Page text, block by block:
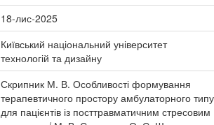
18-лис-2025
Київський національний університет
технологій та дизайну
Скрипник М. В. Особливості формування
терапевтичного простору амбулаторного типу
для пацієнтів із посттравматичним стресовим